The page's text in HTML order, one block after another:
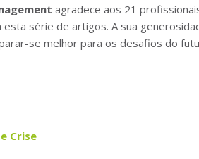
agradece aos 21
série de artigos. A sua
se melhor para os desafios do
Crise